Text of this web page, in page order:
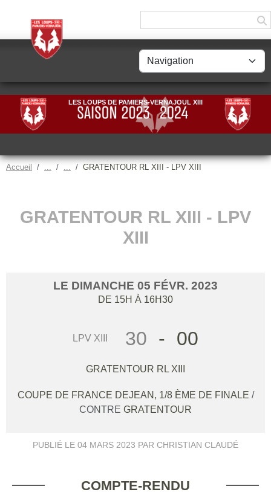
LES LOUPS DE PAMIERS-VERNAJOUL XIII
Accueil GRATENTOUR RL XIII - LPV XIII
GRATENTOUR RL XIII - LPV
XIII
LE DIMANCHE 05 FÉVR. 2023
DE 15H À 16H30
LPV XIII 30 - 00
GRATENTOUR RL XIII
COUPE DE FRANCE DEJEAN, 1/8 ÈME DE FINALE /
CONTRE GRATENTOUR
PUBLIÉ LE 04 MARS 2023 PAR CHRISTIAN CLAUDÉ
COMPTE-RENDU